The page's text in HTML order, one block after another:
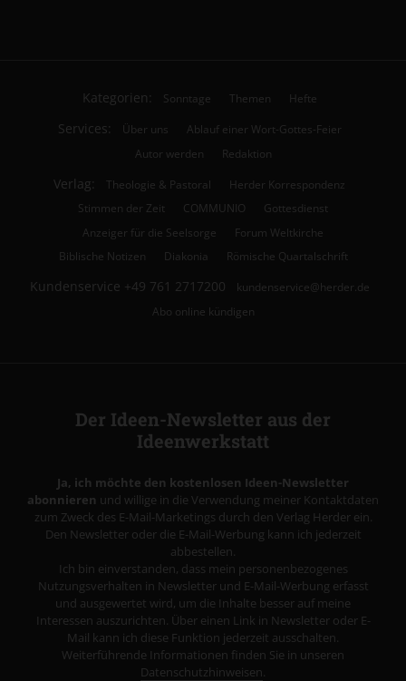
Kategorien: Sonntage Themen Hefte
Services: Über uns
Ablauf einer Wort-Gottes-Feier
Autor werden
Redaktion
Verlag: Theologie & Pastoral
Herder Korrespondenz
Stimmen der Zeit
COMMUNIO
Gottesdienst
Anzeiger für die Seelsorge
Forum Weltkirche
Biblische Notizen
Diakonia Römische Quartalschrift
Kundenservice +49 761 2717200
kundenservice@herder.de
Abo online kündigen
Der Ideen-Newsletter aus der
Ideenwerkstatt
Ja, ich möchte den kostenlosen Ideen-Newsletter
abonnieren und willige in die Verwendung meiner Kontaktdaten
zum Zweck des E-Mail-Marketings durch den Verlag Herder ein.
Den Newsletter oder die E-Mail-Werbung kann ich jederzeit
abbestellen.
Ich bin einverstanden, dass mein personenbezogenes
Nutzungsverhalten in Newsletter und E-Mail-Werbung erfasst
und ausgewertet wird, um die Inhalte besser auf meine
Interessen auszurichten. Über einen Link in Newsletter oder E-
Mail kann ich diese Funktion jederzeit ausschalten.
Weiterführende Informationen finden Sie in unseren
Datenschutzhinweisen